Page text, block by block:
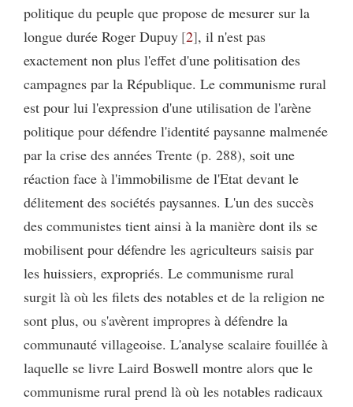
politique du peuple que propose de mesurer sur la
longue durée Roger Dupuy 2 , il n'est pas
exactement non plus l'effet d'une politisation des
campagnes par la République. Le communisme rural
est pour lui l'expression d'une utilisation de l'arène
politique pour défendre l'identité paysanne malmenée
par la crise des années Trente (p. 288), soit une
réaction face à l'immobilisme de l'Etat devant le
délitement des sociétés paysannes. L'un des succès
des communistes tient ainsi à la manière dont ils se
mobilisent pour défendre les agriculteurs saisis par
les huissiers, expropriés. Le communisme rural
surgit là où les filets des notables et de la religion ne
sont plus, ou s'avèrent impropres à défendre la
communauté villageoise. L'analyse scalaire fouillée à
laquelle se livre Laird Boswell montre alors que le
communisme rural prend là où les notables radicaux